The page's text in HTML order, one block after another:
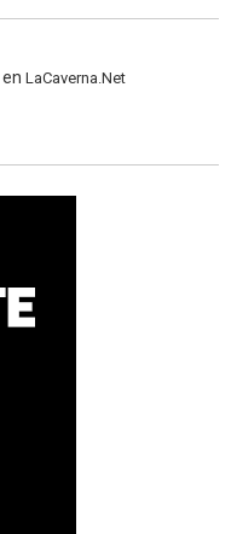
en LaCaverna.Net